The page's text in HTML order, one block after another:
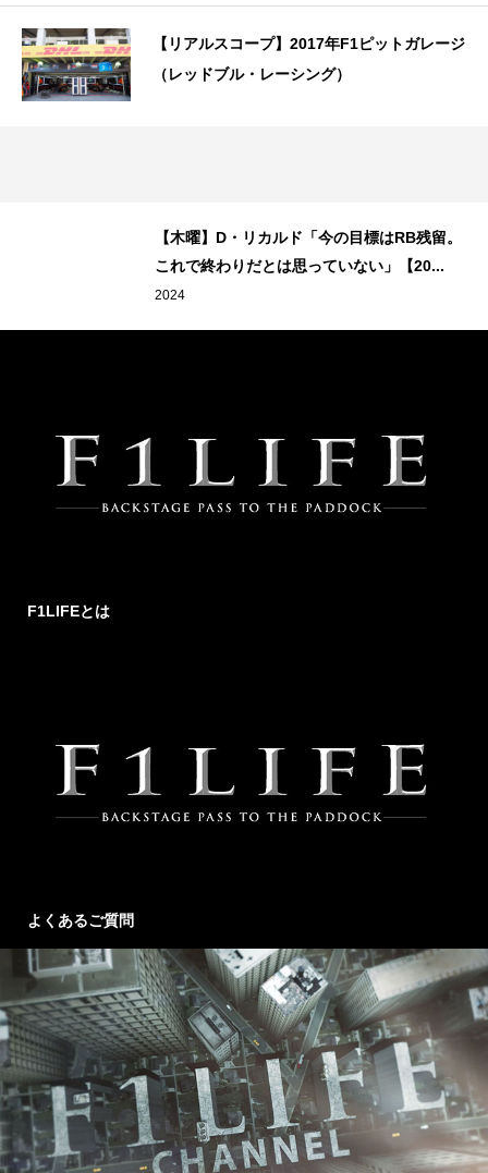
【リアルスコープ】2017年F1ピットガレージ
（レッドブル・レーシング）
【木曜】D・リカルド「今の目標はRB残留。
これで終わりだとは思っていない」【20...
2024
F1LIFEとは
よくあるご質問